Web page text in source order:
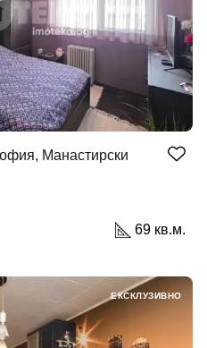
Регистрация
Манастирски
69 кв.м.
ЕКСКЛУЗИВНО